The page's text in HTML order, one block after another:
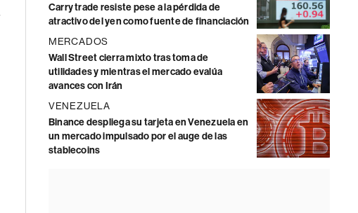
Carry trade resiste pese a la pérdida de
atractivo del yen como fuente de financiación
MERCADOS
Wall Street cierra mixto tras toma de
utilidades y mientras el mercado evalúa
avances con Irán
VENEZUELA
Binance despliega su tarjeta en Venezuela en
un mercado impulsado por el auge de las
stablecoins